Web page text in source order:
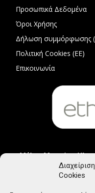
Cookies
Προσωπικά Δεδομένα
Όροι Χρήσης
Δήλωση συμμόρφωσης
Πολιτική Cookies (ΕΕ)
Επικοινωνία
Μέλος Μητρώου